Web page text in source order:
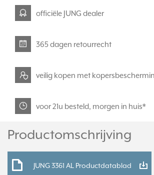
officiële JUNG dealer
365 dagen retourrecht
veilig kopen met
voor 21u besteld, morgen in huis*
Productomschrijving
JUNG 3361 AL Productdatablad